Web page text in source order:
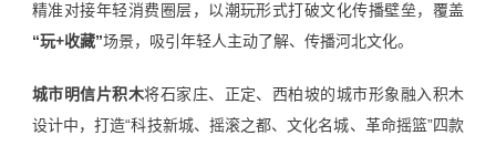
精准对接年轻消费圈层，以潮玩形式打破文化传播壁垒，覆盖
“玩+收藏”场景，吸引年轻人主动了解、传播河北文化。
城市明信片积木将石家庄、正定、西柏坡的城市形象融入积木
设计中，打造“科技新城、摇滚之都、文化名城、革命摇篮”四款